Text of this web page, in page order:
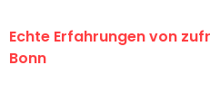
Echte Erfahrungen von
Bonn